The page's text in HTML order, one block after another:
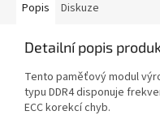
Popis Diskuze
Detailní popis
Tento paměťový modul
typu DDR4disponuje
ECCkorekcí chyb.